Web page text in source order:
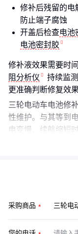
修补后残留的电
防止端子腐蚀
开盖后检查电池
电池密封胶
修补液效果需要时
阻分析仪
持续监
更准确判断修复效果
三轮电动车电池修
性维护。与其等到
电变慢、续航缩短
采购商品